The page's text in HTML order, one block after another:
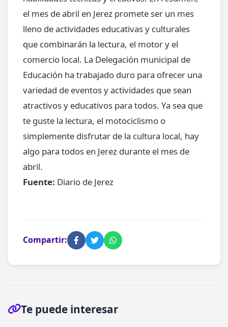
el mes de abril en Jerez promete ser un mes
lleno de actividades educativas y culturales
que combinarán la lectura, el motor y el
comercio local. La Delegación municipal de
Educación ha trabajado duro para ofrecer una
variedad de eventos y actividades que sean
atractivos y educativos para todos. Ya sea que
te guste la lectura, el motociclismo o
simplemente disfrutar de la cultura local, hay
algo para todos en Jerez durante el mes de
abril.
Fuente: Diario de Jerez
Compartir:
Te puede interesar